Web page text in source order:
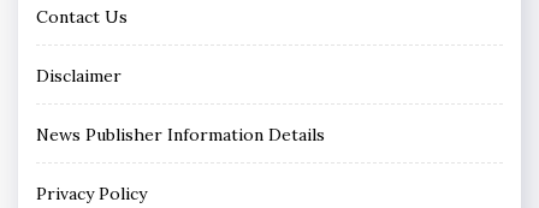
Contact Us
Disclaimer
News Publisher Information Details
Privacy Policy